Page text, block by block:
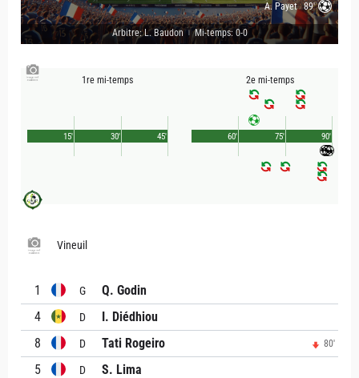
A. Payet 89'
Arbitre: L. Baudon Mi-temps: 0-0
1re mi-temps
45'
15' 30'
2e mi-temps
90'
60' 75'
Vineuil
1 G
Q. Godin
4
D
I. Diédhiou
8
D Tati Rogeiro 80'
5 D
S. Lima